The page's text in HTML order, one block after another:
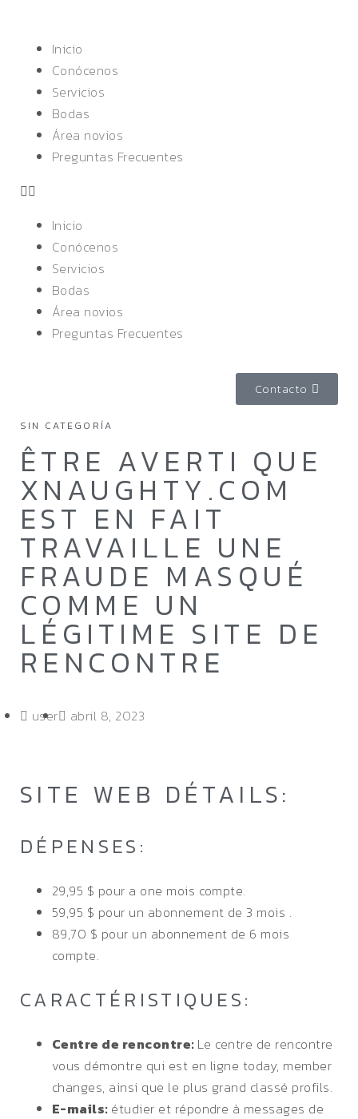
Inicio
Conócenos
Servicios
Bodas
Área novios
Preguntas Frecuentes
Inicio
Conócenos
Servicios
Bodas
Área novios
Preguntas Frecuentes
Contacto
SIN CATEGORÍA
ÊTRE AVERTI QUE
XNAUGHTY.COM
EST EN FAIT
TRAVAILLE UNE
FRAUDE MASQUÉ
COMME UN
LÉGITIME SITE DE
RENCONTRE
user abril 8, 2023
SITE WEB DÉTAILS:
DÉPENSES:
29,95 $ pour a one mois compte.
59,95 $ pour un abonnement de 3 mois .
89,70 $ pour un abonnement de 6 mois
compte.
CARACTÉRISTIQUES:
Centre de rencontre: Le centre de rencontre
vous démontre qui est en ligne today, member
changes, ainsi que le plus grand classé profils.
E-mails: étudier et répondre à messages de